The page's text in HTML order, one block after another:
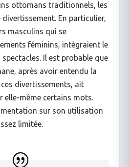
ottomans traditionnels, les
divertissement. En particulier,
masculins qui se
féminins, intégraient le
Il est probable que
après avoir entendu la
divertissements, ait
elle-même certains mots.
sur son utilisation
limitée.